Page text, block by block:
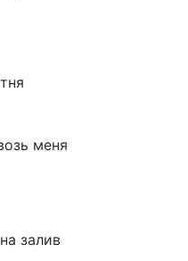
меня
залив